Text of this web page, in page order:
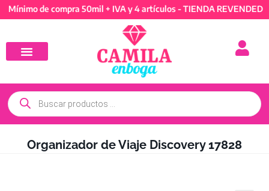
de compra 50mil + IVA y 4 artículos - TIENDA
Organizador de Viaje Discovery 17828